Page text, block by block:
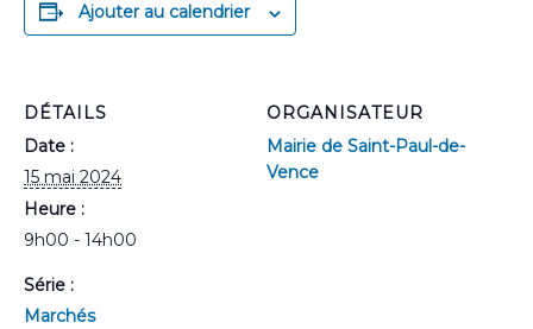
Ajouter au calendrier
DÉTAILS
Date :
15 mai 2024
Heure :
9h00 - 14h00
Série :
Marchés
ORGANISATEUR
Mairie de Saint-Paul-de-
Vence